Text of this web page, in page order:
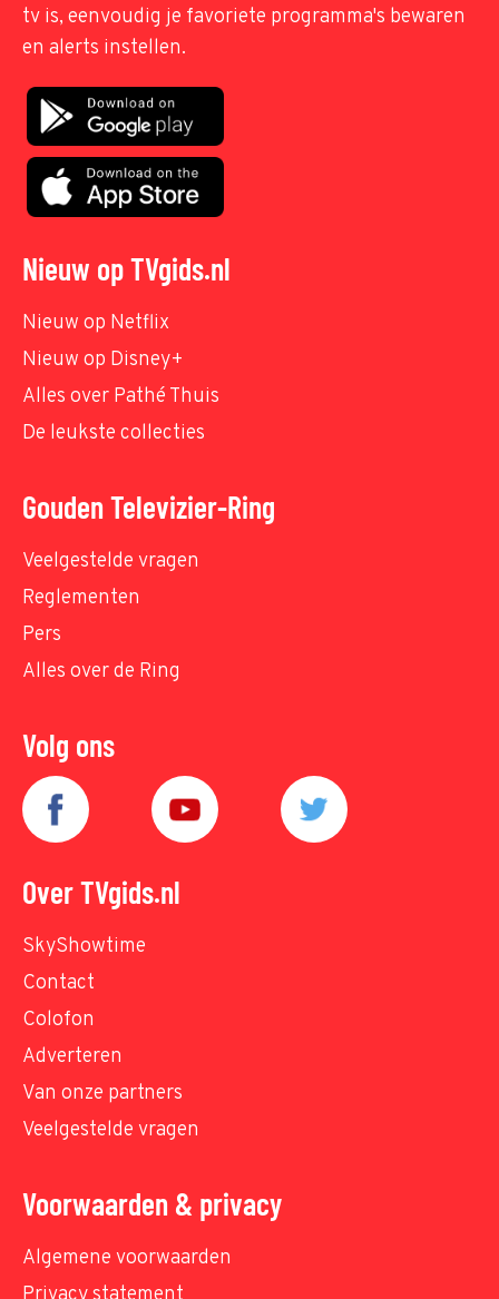
tv is, eenvoudig je favoriete programma's bewaren
en alerts instellen.
Nieuw op TVgids.nl
Nieuw op Netflix
Nieuw op Disney+
Alles over Pathé Thuis
De leukste collecties
Gouden Televizier-Ring
Veelgestelde vragen
Reglementen
Pers
Alles over de Ring
Volg ons
Over TVgids.nl
SkyShowtime
Contact
Colofon
Adverteren
Van onze partners
Veelgestelde vragen
Voorwaarden & privacy
Algemene voorwaarden